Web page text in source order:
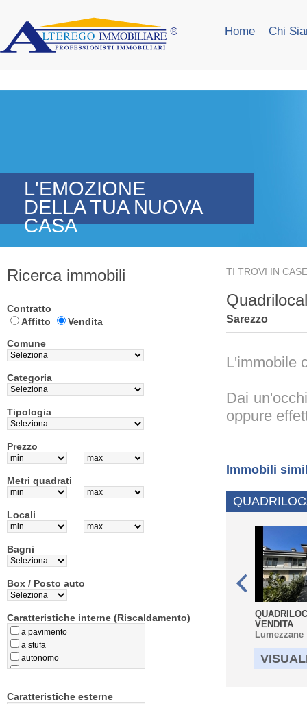
Home Chi
L'EMOZIONE
DELLA TUA NUOVA
CASA
Ricerca immobili
Contratto
Affitto
Vendita
Comune
Categoria
Tipologia
Prezzo
Metri quadrati
Locali
Bagni
Box / Posto auto
Caratteristiche interne (Riscaldamento)
a pavimento
a stufa
autonomo
centralizzato
teleriscaldamento
Caratteristiche esterne
TI TROVI IN
Sarezzo
L'immobile
Dai
oppure
Immobili
VENDITA
Lumezzane